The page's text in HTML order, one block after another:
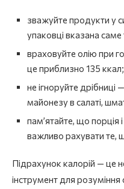
зважуйте продукти у
упаковці вказана саме
враховуйте олію при
це приблизно 135 ккал;
не ігноруйте дрібниці
майонезу в салаті,
пам’ятайте, що порція
важливо рахувати те,
Підрахунок калорій — це
інструмент для розуміння